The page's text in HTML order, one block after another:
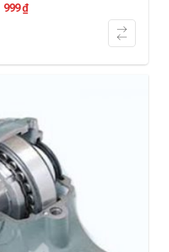
999₫